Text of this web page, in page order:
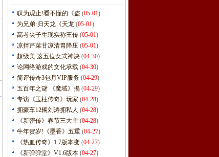
叹为观止!看不懂的《盗 (05-01)
为兄弟·归天龙《天龙 (05-01)
高考尖子生现实称王传 (05-01)
凉拌芹菜甘凉清胃降压 (05-01)
超级美 这五位女式神决 (04-30)
论网络游戏的文化承载 (04-30)
简评传奇3包月VIP服务 (04-29)
五百年之谜 《魔域》揭 (04-29)
专访《玉柱传奇》玩家 (04-28)
拥豪车12辆刘涛拥私人 (04-28)
《新密传》春节三大主 (04-28)
牛年贺岁!《墨香》五重 (04-27)
《热血传奇》1.7版本变 (04-27)
《新弹弹堂》V1.6版本 (04-27)